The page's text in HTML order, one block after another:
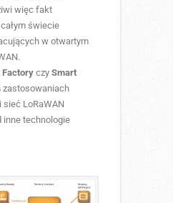
więc fakt
świecie
w otwartym
Factoryczy Smart
zastosowaniach
sieć LoRaWAN
inne technologie